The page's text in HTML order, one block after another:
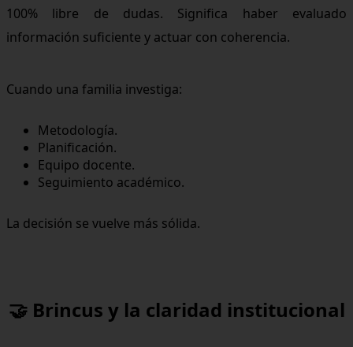
100% libre de dudas. Significa haber evaluado
información suficiente y actuar con coherencia.
Cuando una familia investiga:
Metodología.
Planificación.
Equipo docente.
Seguimiento académico.
La decisión se vuelve más sólida.
🤝 Brincus y la claridad institucional